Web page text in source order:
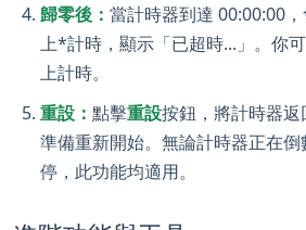
歸零後： 當計時器到達 00:00:00
上*計時，顯示「已超時...」。你
上計時。
重設： 點擊重設按鈕，將計時器返
準備重新開始。無論計時器正在
停，此功能均適用。